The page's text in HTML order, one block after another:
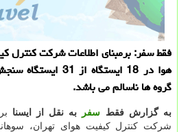
فقط سفر: برمبنای اطلاعات شركت كنترل
هوا در 18 ایستگاه
گروه ها ناسالم می باشد.
به گزارش فقط سفر به نقل از ایسنا